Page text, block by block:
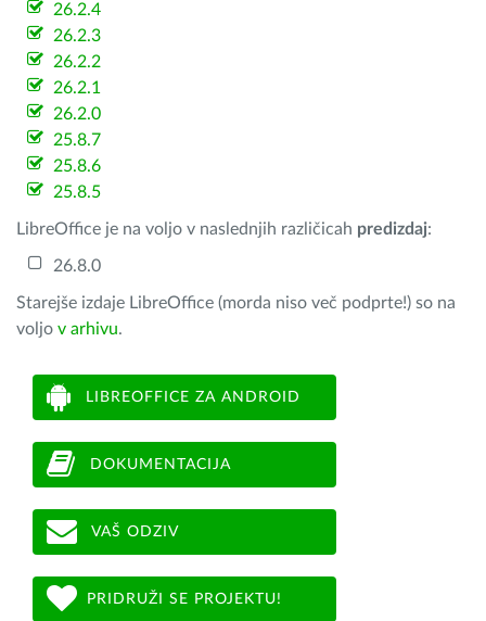
26.2.4
26.2.3
26.2.2
26.2.1
26.2.0
25.8.7
25.8.6
25.8.5
LibreOffice je na voljo v naslednjih različicah predizdaj:
26.8.0
Starejše izdaje LibreOffice (morda niso več podprte!) so na
voljo v arhivu.
LIBREOFFICE ZA ANDROID
DOKUMENTACIJA
VAŠ ODZIV
PRIDRUŽI SE PROJEKTU!